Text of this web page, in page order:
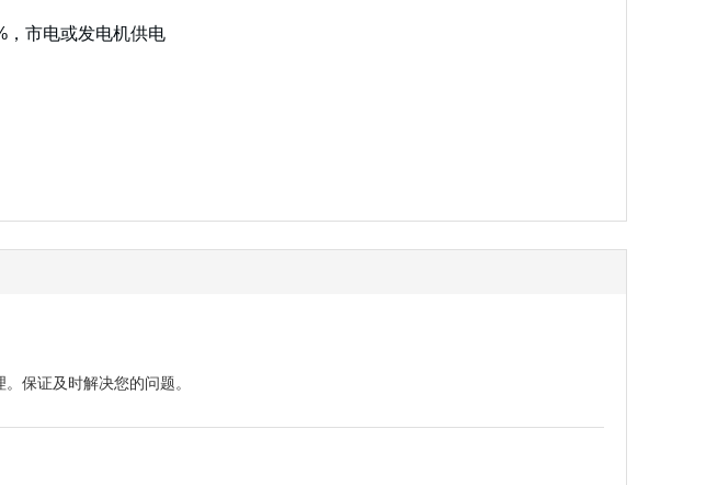
，市电或发电机供电
保证及时解决您的问题。